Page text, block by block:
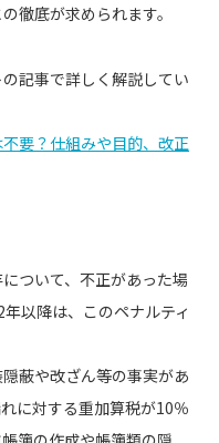
徹底が求められます。
記事で詳しく解説してい
要？仕組みや目的、改正
ついて、不正があった場
以降は、このペナルティ
蔽や改ざん等の事実があ
に対する重加算税が10％